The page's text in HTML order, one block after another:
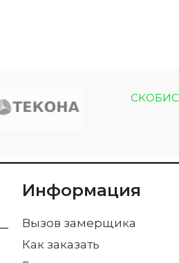
СКОБИС
Информация
Вызов замерщика
Как заказать